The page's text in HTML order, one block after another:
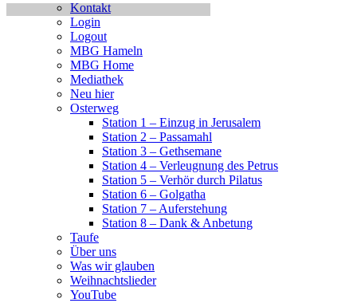
Kontakt
Login
Logout
MBG Hameln
MBG Home
Mediathek
Neu hier
Osterweg
Station 1 – Einzug in Jerusalem
Station 2 – Passamahl
Station 3 – Gethsemane
Station 4 – Verleugnung des Petrus
Station 5 – Verhör durch Pilatus
Station 6 – Golgatha
Station 7 – Auferstehung
Station 8 – Dank & Anbetung
Taufe
Über uns
Was wir glauben
Weihnachtslieder
YouTube